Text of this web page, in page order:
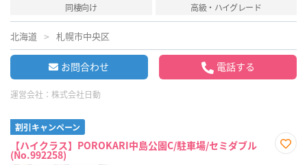
同棲向け
高級・ハイグレード
北海道 札幌市中央区
お問合わせ 電話する
運営会社： 株式会社日動
割引キャンペーン
【ハイクラス】POROKARI中島公園C/駐車場/セミダブル
(No.992258)